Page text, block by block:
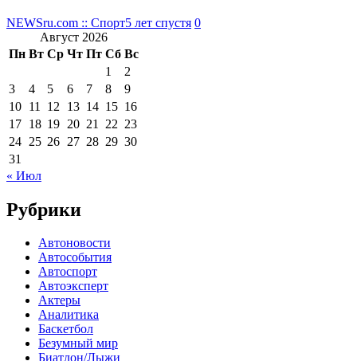
NEWSru.com :: Спорт5 лет спустя 0
Август 2026
Пн Вт Ср Чт Пт Сб Вс
1
2
3
4 5 6 7 8
9
10 11 12 13 14 15 16
17 18 19 20 21 22 23
24 25 26 27 28 29 30
31
« Июл
Рубрики
Автоновости
Автособытия
Автоспорт
Автоэксперт
Актеры
Аналитика
Баскетбол
Безумный мир
Биатлон/Лыжи